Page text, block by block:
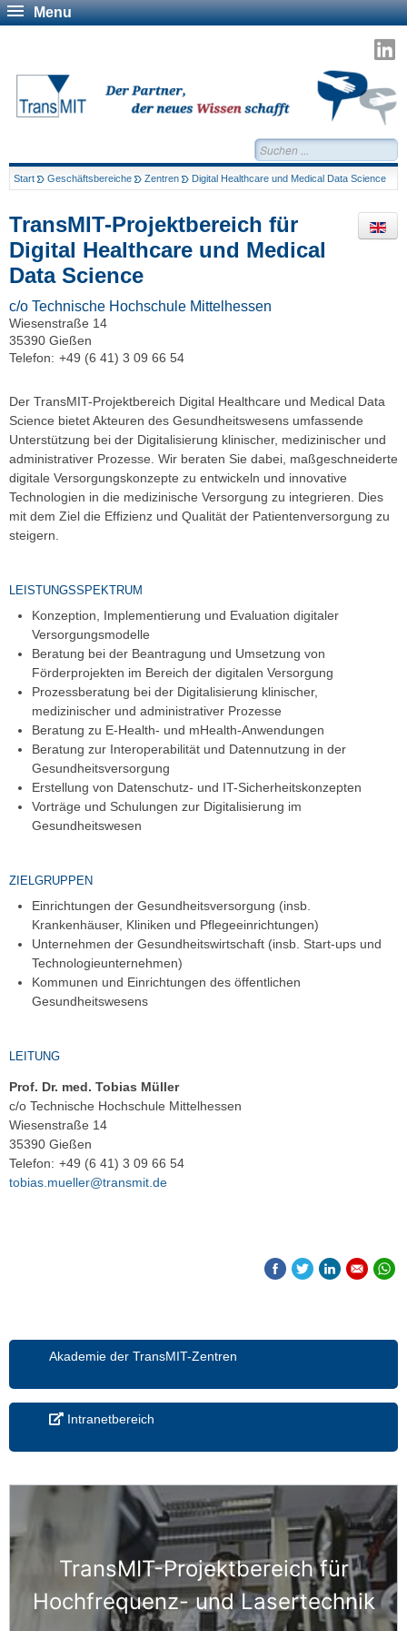
Menu
Suchen...
Start Geschäftsbereiche Zentren Digital Healthcare und Medical Data Science
Akademie der TransMIT-Zentren
Intranetbereich
TransMIT-Projektbereich für
Hochfrequenz- und Lasertechnik
TransMIT-Projektbereich für
Digital Healthcare und Medical
Data Science
c/o Technische Hochschule Mittelhessen
Wiesenstraße 14
35390 Gießen
Telefon: +49 (6 41) 3 09 66 54
Der TransMIT-Projektbereich Digital Healthcare und Medical Data
Science bietet Akteuren des Gesundheitswesens umfassende
Unterstützung bei der Digitalisierung klinischer, medizinischer und
administrativer Prozesse. Wir beraten Sie dabei, maßgeschneiderte
digitale Versorgungskonzepte zu entwickeln und innovative
Technologien in die medizinische Versorgung zu integrieren. Dies
mit dem Ziel die Effizienz und Qualität der Patientenversorgung zu
steigern.
LEISTUNGSSPEKTRUM
Konzeption, Implementierung und Evaluation digitaler
Versorgungsmodelle
Beratung bei der Beantragung und Umsetzung von
Förderprojekten im Bereich der digitalen Versorgung
Prozessberatung bei der Digitalisierung klinischer,
medizinischer und administrativer Prozesse
Beratung zu E-Health- und mHealth-Anwendungen
Beratung zur Interoperabilität und Datennutzung in der
Gesundheitsversorgung
Erstellung von Datenschutz- und IT-Sicherheitskonzepten
Vorträge und Schulungen zur Digitalisierung im
Gesundheitswesen
ZIELGRUPPEN
Einrichtungen der Gesundheitsversorgung (insb.
Krankenhäuser, Kliniken und Pflegeeinrichtungen)
Unternehmen der Gesundheitswirtschaft (insb. Start-ups und
Technologieunternehmen)
Kommunen und Einrichtungen des öffentlichen
Gesundheitswesens
LEITUNG
Prof. Dr. med. Tobias Müller
c/o Technische Hochschule Mittelhessen
Wiesenstraße 14
35390 Gießen
Telefon: +49 (6 41) 3 09 66 54
tobias.mueller@transmit.de